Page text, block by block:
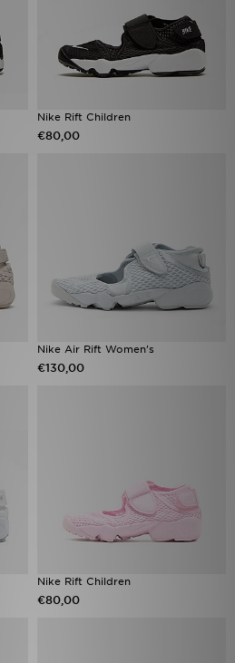
Nike Rift Children
€80,00
Nike Air Rift Women's
€130,00
Nike Rift Children
€80,00